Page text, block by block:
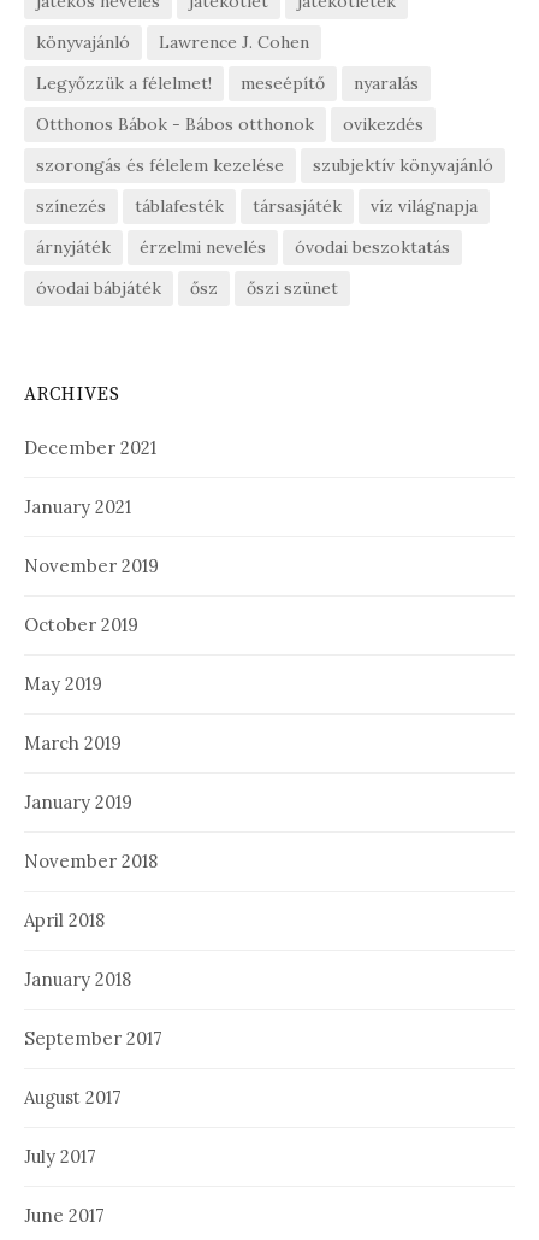
könyvajánló
Lawrence J. Cohen
Legyőzzük a félelmet!
meseépítő
nyaralás
Otthonos Bábok - Bábos otthonok
ovikezdés
szorongás és félelem kezelése
szubjektív könyvajánló
színezés
táblafesték társasjáték
víz világnapja
árnyjáték
érzelmi nevelés
óvodai beszoktatás
óvodai bábjáték
ősz őszi szünet
ARCHIVES
December 2021
January 2021
November 2019
October 2019
May 2019
March 2019
January 2019
November 2018
April 2018
January 2018
September 2017
August 2017
July 2017
June 2017